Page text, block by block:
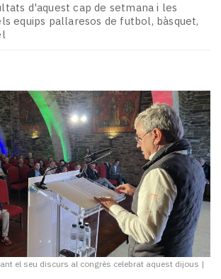
d'aquest cap de setmana i les
equips pallaresos de futbol, bàsquet,
el seu discurs al congrès celebrat aquest dijous |